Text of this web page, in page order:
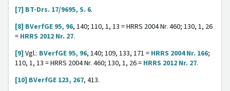
[7] BT-Drs. 17/9695, S. 6.
[8] BVerfGE 95, 96, 140; 110, 1, 13 = HRRS 2004 Nr. 460; 130, 1, 26
= HRRS 2012 Nr. 27.
[9] Vgl.: BVerfGE 95, 96, 140; 109, 133, 171 = HRRS 2004 Nr. 166;
110, 1, 13 = HRRS 2004 Nr. 460; 130, 1, 26 = HRRS 2012 Nr. 27.
[10] BVerfGE 123, 267, 413.